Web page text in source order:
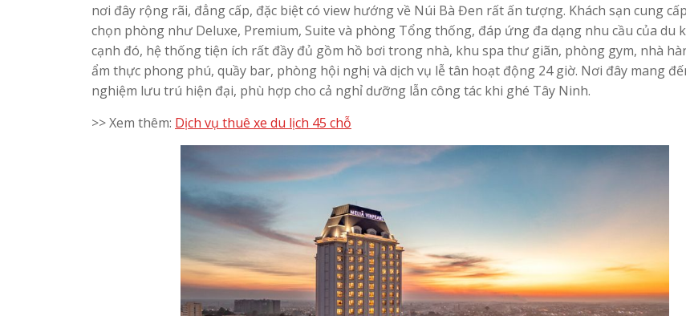
nơi đây rộng rãi, đẳng cấp, đặc biệt có view hướng về Núi Bà Đen rất ấn tượng. Khách sạn cung
chọn phòng như Deluxe, Premium, Suite và phòng Tổng thống, đáp ứng đa dạng nhu cầu của du
cạnh đó, hệ thống tiện ích rất đầy đủ gồm hồ bơi trong nhà, khu spa thư giãn, phòng gym, nhà
ẩm thực phong phú, quầy bar, phòng hội nghị và dịch vụ lễ tân hoạt động 24 giờ. Nơi đây mang
nghiệm lưu trú hiện đại, phù hợp cho cả nghỉ dưỡng lẫn công tác khi ghé Tây Ninh.
>> Xem thêm: Dịch vụ thuê xe du lịch 45 chỗ